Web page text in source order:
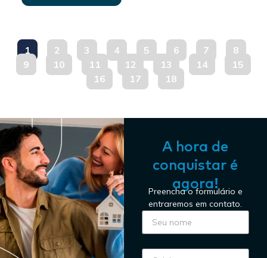
1 2 3 4 5 6 7
8
9
10 11 12 13 14
15
16
17 18
A hora de
conquistar é
agora!
Preencha o formulário e
entraremos em contato.